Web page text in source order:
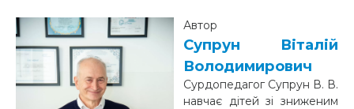
Автор
Супрун Віталій
Володимирович
Сурдопедагог Супрун В. В.
навчає дітей зі зниженим